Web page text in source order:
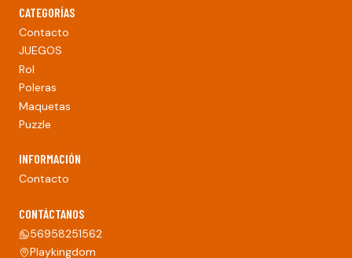
CATEGORÍAS
Contacto
JUEGOS
Rol
Poleras
Maquetas
Puzzle
INFORMACIÓN
Contacto
CONTÁCTANOS
56958251562
Playkingdom